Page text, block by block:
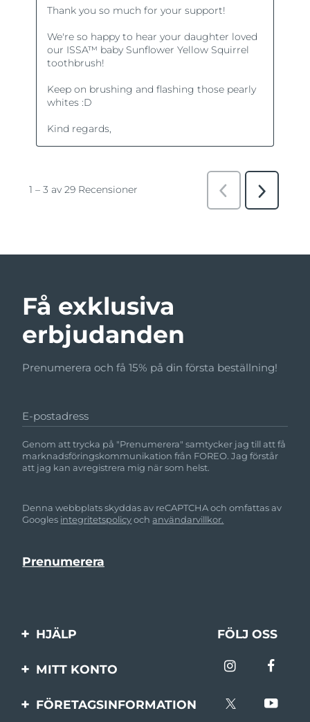
Få exklusiva
erbjudanden
Prenumerera och få 15% på din första beställning!
E-postadress
Genom att trycka på "Prenumerera" samtycker jag till att få
marknadsföringskommunikation från FOREO. Jag förstår
att jag kan avregistrera mig när som helst.
Denna webbplats skyddas av reCAPTCHA och omfattas av
Googles integritetspolicyochanvändarvillkor.
HJÄLP
Kontakta oss
FÖLJ OSS
MITT KONTO
Produktregistrering
FÖRETAGSINFORMATION